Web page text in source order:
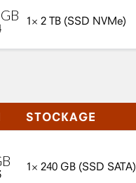
GB 1× 2 TB (SSD NVMe)
STOCKAGE
1× 240 GB (SSD SATA)